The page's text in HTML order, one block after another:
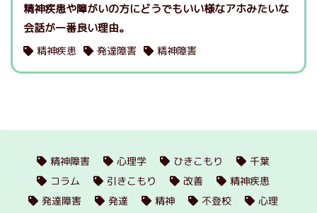
精神疾患や障がいの方にどうでもいい様なアホみたいな
会話が一番良い理由。
精神疾患 発達障害 精神障害
精神障害 心理学 ひきこもり 千葉
コラム 引きこもり 改善 精神疾患
発達障害 発達 精神 不登校
心理